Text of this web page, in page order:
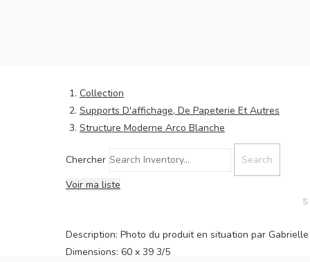
Collection
Supports D'affichage, De Papeterie Et Autres
Structure Moderne Arco Blanche
Chercher
Voir ma liste
Description: Photo du produit en situation par
Dimensions: 60 x 39 3/5